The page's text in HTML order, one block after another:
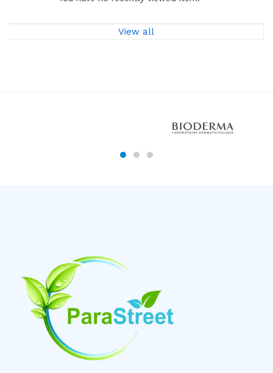
View all